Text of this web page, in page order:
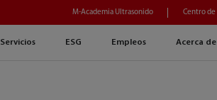
Servicios ESG Empleos Acerca
M-Academia Ultrasonido Centro de